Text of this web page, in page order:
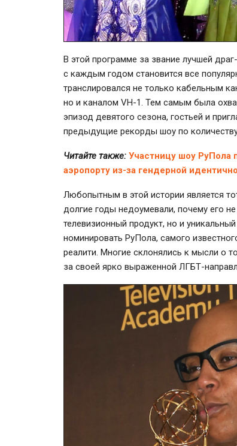
В этой программе за звание лучшей
с каждым годом становится все
транслировался не только кабельным
но и каналом VH-1. Тем самым была
эпизод девятого сезона, гостьей и
предыдущие рекорды шоу по
Читайте также: Участницу шоу РуПола
аэропорту из-за гендерной
Любопытным в этой истории является
долгие годы недоумевали, почему его
телевизионный продукт, но и
номинировать РуПола, самого
реалити. Многие склонялись к мысли о
за своей ярко выраженной ЛГБТ-